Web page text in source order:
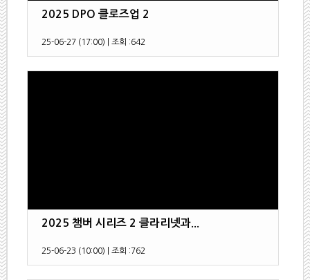
2025 DPO 클로즈업 2
25-06-27 (17:00) 조회 :642
2025 챔버 시리즈 2 클라리넷과...
25-06-23 (10:00) 조회 :762